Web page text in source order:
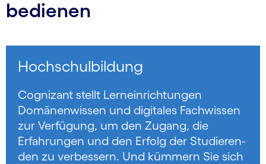
bedienen
Hochschulbildung
Cognizant stellt Lern­einrichtungen
Domänen­wissen und digitales Fach­wissen
zur Verfügung, um den Zugang, die
Erfahrungen und den Erfolg der Studieren­
den zu ver­bessern. Und kümmern Sie sich